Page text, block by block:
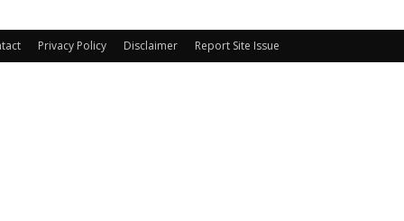
Privacy Policy Disclaimer Report Site Issue